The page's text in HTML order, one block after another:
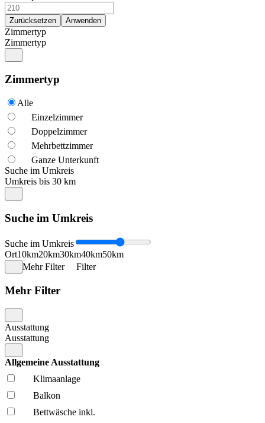
Zimmertyp
Zimmertyp
Zimmertyp
Alle
Einzelzimmer
Doppelzimmer
Mehrbettzimmer
Ganze Unterkunft
Suche im Umkreis
Umkreis bis 30 km
Suche im Umkreis
Suche im Umkreis
Ort10km20km30km40km50km
Mehr Filter
Filter
Mehr Filter
Ausstattung
Ausstattung
Allgemeine Ausstattung
Klima­anlage
Balkon
Bettwäsche inkl.